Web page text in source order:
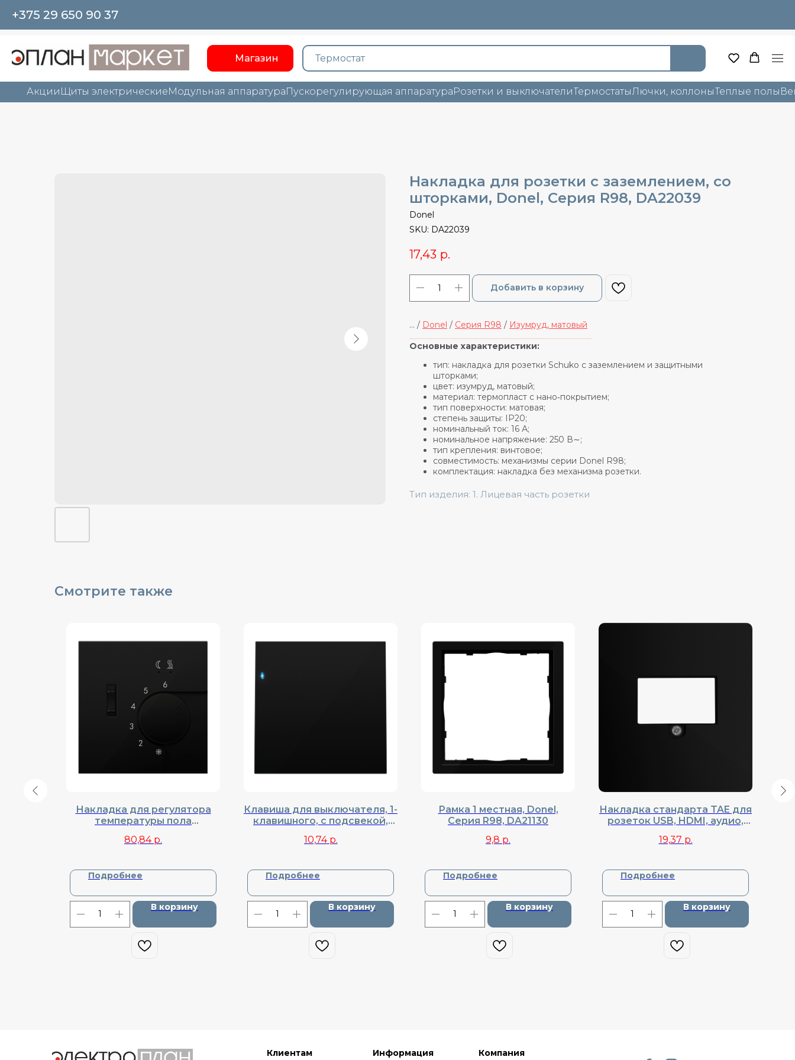
+375 29 650 90 37
Магазин
Акции Щиты электрическиеМодульная аппаратураПускорегулирующая аппаратураРозетки и выключателиТермостатыЛючки, коллоныТеплые полы
Накладка для розетки с заземлением, со
шторками, Donel, Cерия R98, DA22039
Donel
SKU: DA22039
17,43 р.
Добавить в корзину
... / Donel / Cерия R98 / Изумруд, матовый
Основные характеристики:
тип: накладка для розетки Schuko с заземлением и защитными
шторками;
цвет: изумруд, матовый;
материал: термопласт с нано‑покрытием;
тип поверхности: матовая;
степень защиты: IP20;
номинальный ток: 16 А;
номинальное напряжение: 250 В∼;
тип крепления: винтовое;
совместимость: механизмы серии Donel R98;
комплектация: накладка без механизма розетки.
Тип изделия: 1. Лицевая часть розетки
Смотрите также
Накладка для регулятора
температуры пола
R98, DA14930
80,84 р.
Подробнее
В корзину
Клавиша для выключателя, 1-
клавишного, с подсвекой,
10,74 р.
Подробнее
В корзину
Рамка 1 местная, Donel,
Cерия R98, DA21130
9,8 р.
Подробнее
В корзину
Накладка стандарта TAE для
розеток USB, HDMI, аудио,
19,37 р.
Подробнее
В корзину
Клиентам Информация Компания